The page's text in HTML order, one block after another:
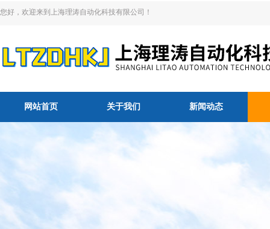
您好，欢迎来到上海理涛自动化科技有限公司！
网站首页 关于我们 新闻动态